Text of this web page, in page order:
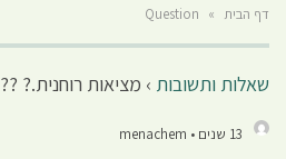
דף הבית »
Question
שאלות ותשובות › מציאות רוחנית.? ??
13 שנים • menachem